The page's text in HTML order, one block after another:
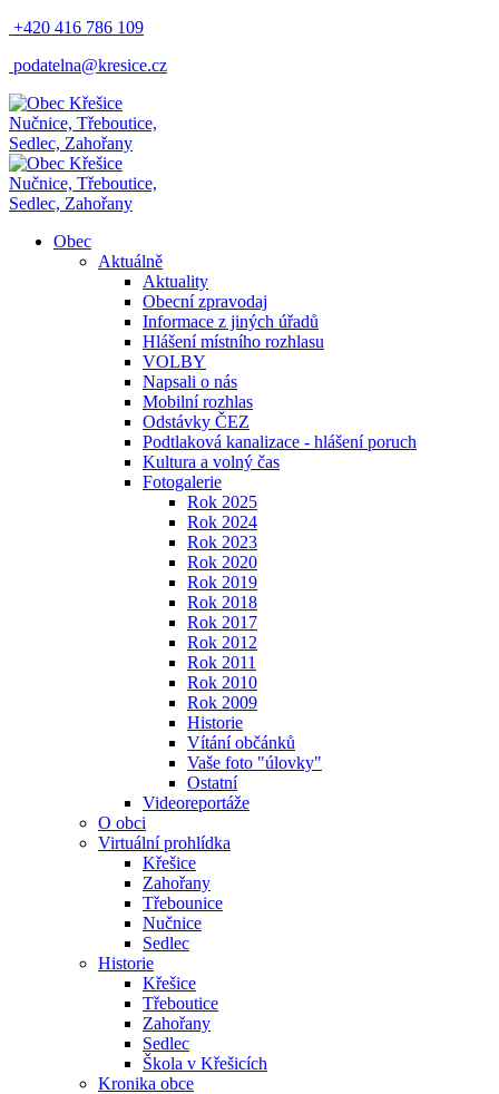
+420 416 786 109
podatelna@kresice.cz
Nučnice, Třeboutice,
Sedlec, Zahořany
Nučnice, Třeboutice,
Sedlec, Zahořany
Obec
Aktuálně
Aktuality
Obecní zpravodaj
Informace z jiných úřadů
Hlášení místního rozhlasu
VOLBY
Napsali o nás
Mobilní rozhlas
Odstávky ČEZ
Podtlaková kanalizace - hlášení poruch
Kultura a volný čas
Fotogalerie
Rok 2025
Rok 2024
Rok 2023
Rok 2020
Rok 2019
Rok 2018
Rok 2017
Rok 2012
Rok 2011
Rok 2010
Rok 2009
Historie
Vítání občánků
Vaše foto "úlovky"
Ostatní
Videoreportáže
O obci
Virtuální prohlídka
Křešice
Zahořany
Třebounice
Nučnice
Sedlec
Historie
Křešice
Třeboutice
Zahořany
Sedlec
Škola v Křešicích
Kronika obce